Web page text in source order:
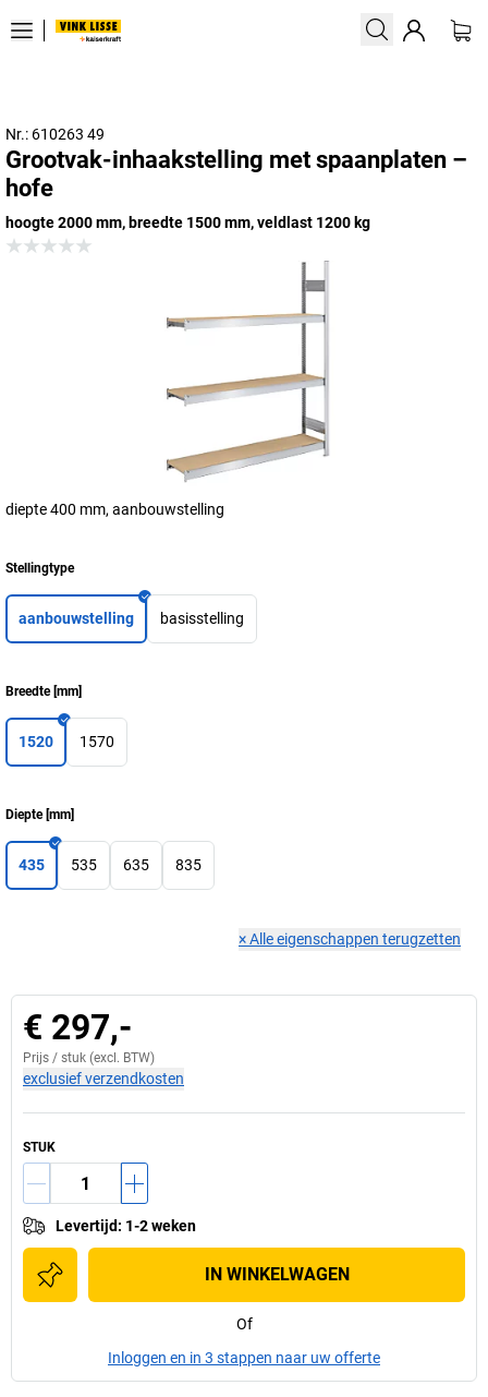
Nr.: 610263 49
Grootvak-inhaakstelling met spaanplaten –
hofe
hoogte 2000 mm, breedte 1500 mm, veldlast 1200 kg
diepte 400 mm, aanbouwstelling
Stellingtype
aanbouwstelling basisstelling
Breedte[mm]
1520 1570
Diepte[mm]
435 535 635 835
×Alle eigenschappen terugzetten
€ 297,-
Prijs / stuk (excl. BTW)
exclusief verzendkosten
STUK
Levertijd: 1-2 weken
IN WINKELWAGEN
Of
Inloggen en in 3 stappen naar uw offerte